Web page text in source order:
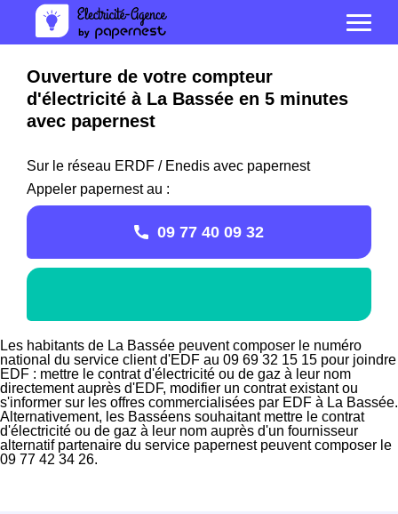
Ouverture de votre compteur
d'électricité à La Bassée en 5 minutes
avec papernest
Sur le réseau ERDF / Enedis avec papernest
Appeler papernest au :
09 77 40 09 32
Les habitants de La Bassée peuvent composer le numéro
national du service client d'EDF au 09 69 32 15 15 pour joindre
EDF : mettre le contrat d'électricité ou de gaz à leur nom
directement auprès d'EDF, modifier un contrat existant ou
s'informer sur les offres commercialisées par EDF à La Bassée.
Alternativement, les Basséens souhaitant mettre le contrat
d'électricité ou de gaz à leur nom auprès d'un fournisseur
alternatif partenaire du service papernest peuvent composer le
09 77 42 34 26.